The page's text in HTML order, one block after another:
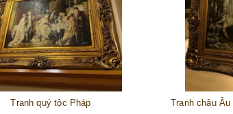
Tranh quý tộc Pháp